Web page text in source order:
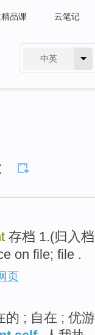
品课 云笔记
中英
存档 1.(归入
on file; file .
页
的 ; 自在 ; 优